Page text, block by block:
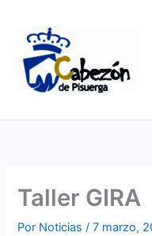
contenido
Taller GIRA
Por Noticias/7 marzo,